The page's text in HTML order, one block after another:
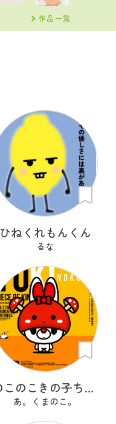
作品一覧
ひねくれもんくん
るな
のこのこきの子ちゃん
あ。くまのこ。